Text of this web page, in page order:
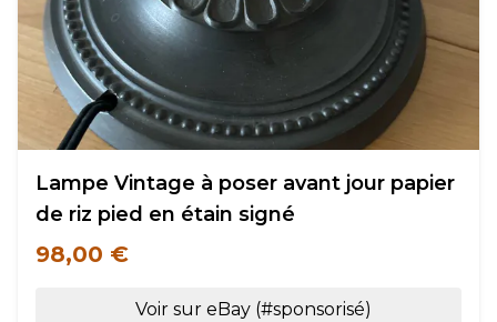
Lampe Vintage à poser avant jour papier
de riz pied en étain signé
98,00 €
Voir sur eBay (#sponsorisé)